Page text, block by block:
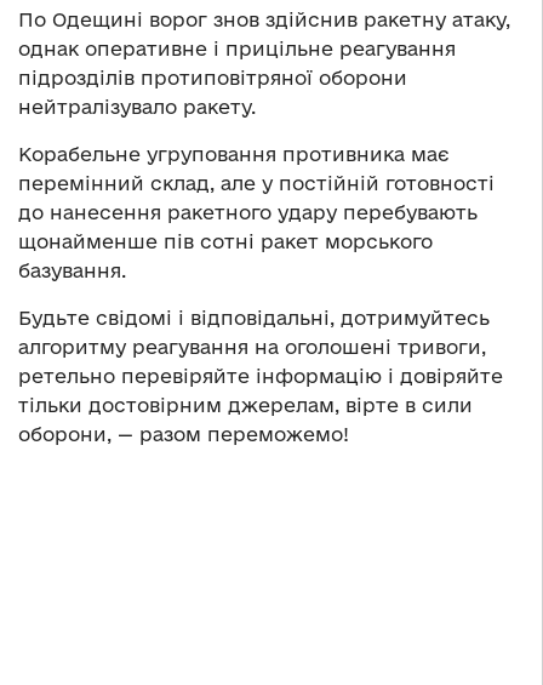
По Одещині ворог знов здійснив ракетну атаку,
однак оперативне і прицільне реагування
підрозділів протиповітряної оборони
нейтралізувало ракету.
Корабельне угруповання противника має
перемінний склад, але у постійній готовності
до нанесення ракетного удару перебувають
щонайменше пів сотні ракет морського
базування.
Будьте свідомі і відповідальні, дотримуйтесь
алгоритму реагування на оголошені тривоги,
ретельно перевіряйте інформацію і довіряйте
тільки достовірним джерелам, вірте в сили
оборони, — разом переможемо!